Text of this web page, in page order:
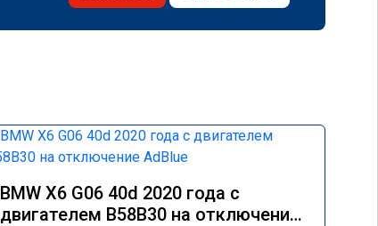
BMW X6 G06 40d 2020 года с
двигателем B58B30 на отключение